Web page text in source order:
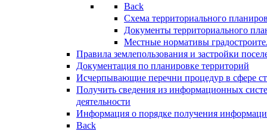
Back
Схема территориального
Документы территориального
Местные нормативы
Правила землепользования и застройки
Документация по планировке территорий
Исчерпывающие перечни процедур в сфере
Получить сведения из информационных
деятельности
Информация о порядке получения
Back